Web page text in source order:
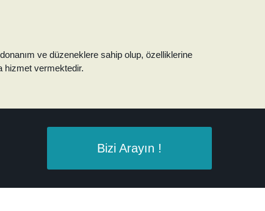
ve düzeneklere sahip olup, özelliklerine
hizmet vermektedir.
Bizi Arayın !